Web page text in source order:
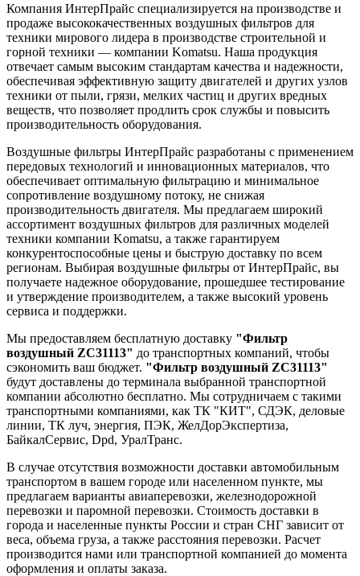
Компания ИнтерПрайс специализируется на производстве и
продаже высококачественных воздушных фильтров для
техники мирового лидера в производстве строительной и
горной техники — компании Komatsu. Наша продукция
отвечает самым высоким стандартам качества и надежности,
обеспечивая эффективную защиту двигателей и других узлов
техники от пыли, грязи, мелких частиц и других вредных
веществ, что позволяет продлить срок службы и повысить
производительность оборудования.
Воздушные фильтры ИнтерПрайс разработаны с применением
передовых технологий и инновационных материалов, что
обеспечивает оптимальную фильтрацию и минимальное
сопротивление воздушному потоку, не снижая
производительность двигателя. Мы предлагаем широкий
ассортимент воздушных фильтров для различных моделей
техники компании Komatsu, а также гарантируем
конкурентоспособные цены и быструю доставку по всем
регионам. Выбирая воздушные фильтры от ИнтерПрайс, вы
получаете надежное оборудование, прошедшее тестирование
и утверждение производителем, а также высокий уровень
сервиса и поддержки.
Мы предоставляем бесплатную доставку "Фильтр
воздушный ZC31113" до транспортных компаний, чтобы
сэкономить ваш бюджет. "Фильтр воздушный ZC31113"
будут доставлены до терминала выбранной транспортной
компании абсолютно бесплатно. Мы сотрудничаем с такими
транспортными компаниями, как ТК "КИТ", СДЭК, деловые
линии, ТК луч, энергия, ПЭК, ЖелДорЭкспертиза,
БайкалСервис, Dpd, УралТранс.
В случае отсутствия возможности доставки автомобильным
транспортом в вашем городе или населенном пункте, мы
предлагаем варианты авиаперевозки, железнодорожной
перевозки и паромной перевозки. Стоимость доставки в
города и населенные пункты России и стран СНГ зависит от
веса, объема груза, а также расстояния перевозки. Расчет
производится нами или транспортной компанией до момента
оформления и оплаты заказа.